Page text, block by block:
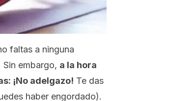
faltas a ninguna
embargo, a la hora
¡No adelgazo! Te das
haber engordado).